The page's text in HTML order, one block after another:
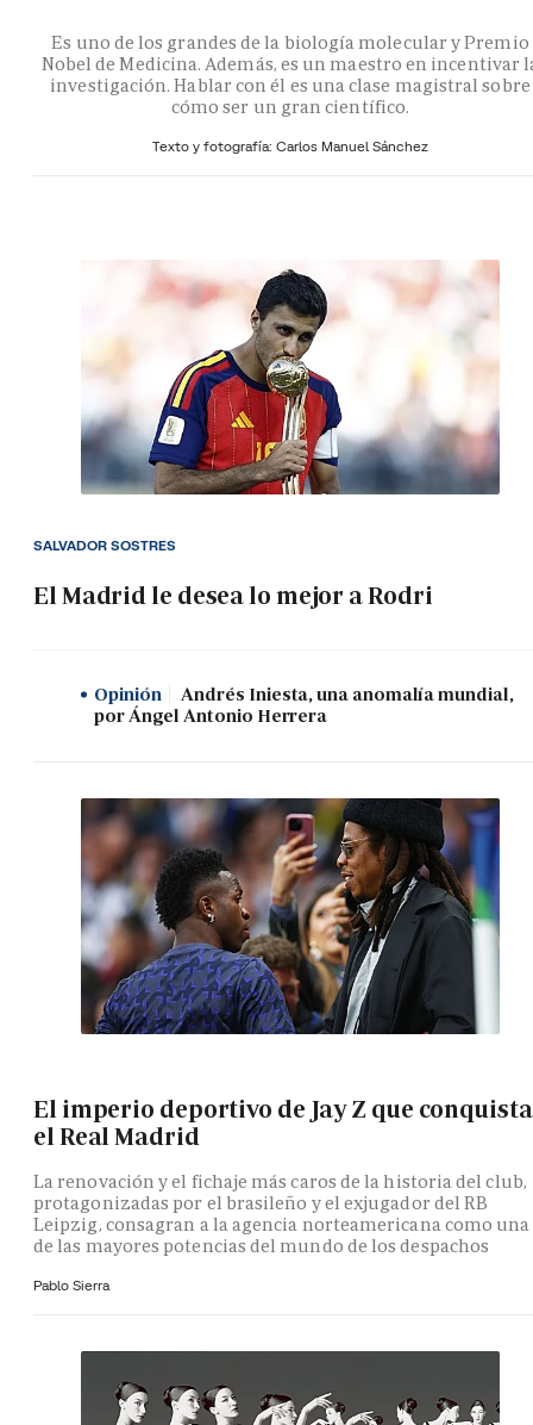
Es uno de los grandes de la biología molecular y Premio
Nobel de Medicina. Además, es un maestro en incentivar
investigación. Hablar con él es una clase magistral sobre
cómo ser un gran científico.
Texto y fotografía: Carlos Manuel Sánchez
El Madrid le desea lo mejor a Rodri
SALVADOR SOSTRES
Opinión
Andrés Iniesta, una anomalía mundial,
por Ángel Antonio Herrera
El imperio deportivo de Jay Z que conquista
el Real Madrid
La renovación y el fichaje más caros de la historia del club,
protagonizadas por el brasileño y el exjugador del RB
Leipzig, consagran a la agencia norteamericana como una
de las mayores potencias del mundo de los despachos
Pablo Sierra